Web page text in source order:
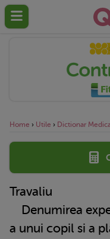
Home › Utile › Dictionar
Travaliu
Denumirea
a unui copil si a